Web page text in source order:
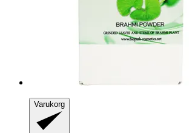
Varukorg